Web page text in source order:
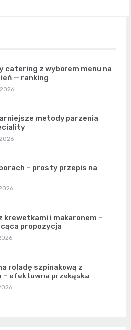
catering z wyborem menu na
— ranking
metody parzenia
– prosty przepis na
krewetkami i makaronem –
propozycja
roladę szpinakową z
– efektowna przekąska